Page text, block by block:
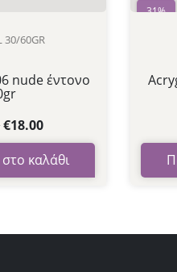
30/60GR
nude έντονο
€18.00
καλάθι
31%